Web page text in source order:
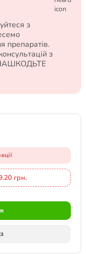
з
препаратів.
з
НАШКОДЬТЕ
грн.